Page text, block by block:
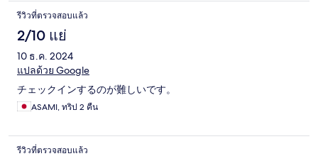
รีวิวที่ตรวจสอบแล้ว
2/10 แย่
10 ธ.ค. 2024
แปลด้วย Google
チェックインするのが難しいです。
ASAMI, ทริป 2 คืน
รีวิวที่ตรวจสอบแล้ว